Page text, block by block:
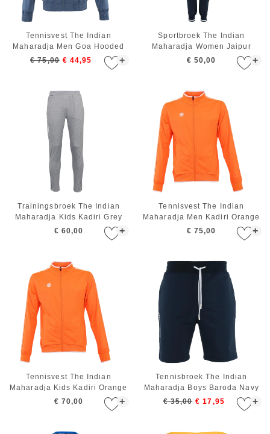
+
Tennisvest The Indian
Maharadja Men Goa Hooded
Indigo
€ 75,00 € 44,95 +
Sportbroek The Indian
Maharadja Women Jaipur
Knitted X-long Navy
€ 50,00
+
Trainingsbroek The Indian
Maharadja Kids Kadiri Grey
€ 60,00
+
Tennisvest The Indian
Maharadja Men Kadiri Orange
€ 75,00
+
Tennisvest The Indian
Maharadja Kids Kadiri Orange
€ 70,00
+
Tennisbroek The Indian
Maharadja Boys Baroda Navy
€ 35,00 € 17,95